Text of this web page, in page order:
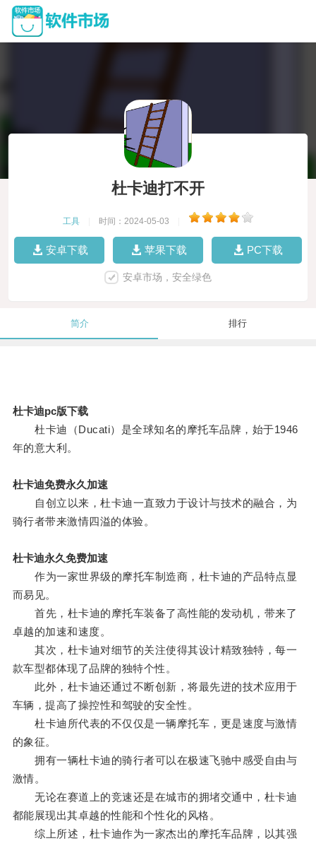
杜卡迪打不开
工具 时间：2024-05-03
安卓下载 苹果下载 PC下载
安卓市场，安全绿色
简介 排行
杜卡迪pc版下载
杜卡迪（Ducati）是全球知名的摩托车品牌，始于1946
年的意大利。
杜卡迪免费永久加速
自创立以来，杜卡迪一直致力于设计与技术的融合，为
骑行者带来激情四溢的体验。
杜卡迪永久免费加速
作为一家世界级的摩托车制造商，杜卡迪的产品特点显
而易见。
首先，杜卡迪的摩托车装备了高性能的发动机，带来了
卓越的加速和速度。
其次，杜卡迪对细节的关注使得其设计精致独特，每一
款车型都体现了品牌的独特个性。
此外，杜卡迪还通过不断创新，将最先进的技术应用于
车辆，提高了操控性和驾驶的安全性。
杜卡迪所代表的不仅仅是一辆摩托车，更是速度与激情
的象征。
拥有一辆杜卡迪的骑行者可以在极速飞驰中感受自由与
激情。
无论在赛道上的竞速还是在城市的拥堵交通中，杜卡迪
都能展现出其卓越的性能和个性化的风格。
综上所述，杜卡迪作为一家杰出的摩托车品牌，以其强